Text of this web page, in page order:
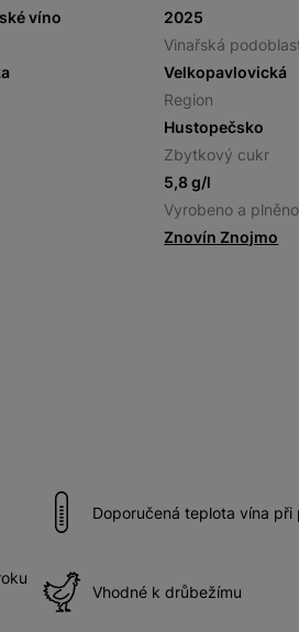
víno
2025
Vinařská
Velkopavlovická
Region
Hustopečsko
Zbytkový cukr
5,8 g/l
Vyrobeno a plněno
Znovín Znojmo
Doporučená teplota vína při
Vhodné k drůbežímu